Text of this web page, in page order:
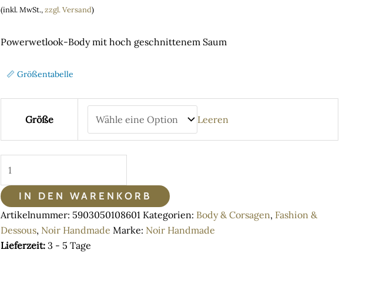
range:
through
(inkl. MwSt.,zzgl. Versand)
Powerwetlook-Body mit hoch geschnittenem Saum
📏 Größentabelle
Größe Leeren
Handmade
Powerwetlook-
Body
hoch
IN DEN WARENKORB
Artikelnummer: 5903050108601 Kategorien: Body & Corsagen, Fashion &
Dessous, Noir Handmade Marke: Noir Handmade
Lieferzeit: 3 - 5 Tage